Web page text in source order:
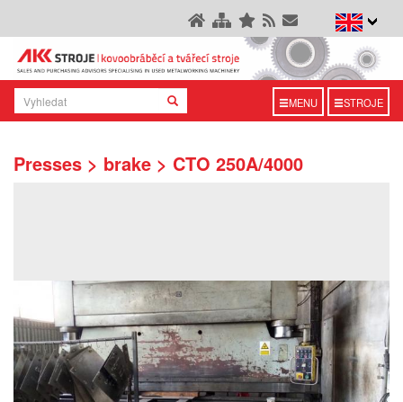
MENU STROJE
Presses > brake > CTO 250A/4000